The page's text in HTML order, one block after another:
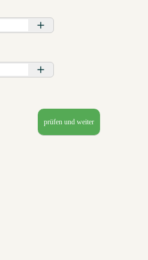
prüfen und weiter